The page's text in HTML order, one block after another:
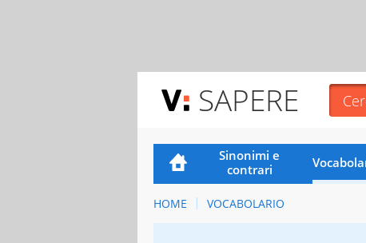
SAPERE
Sinonimi e
contrari
HOME VOCABOLARIO